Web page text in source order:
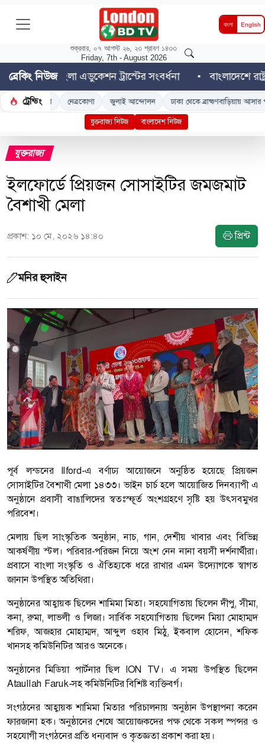
বাংলা English
শুক্রবার, ০৭ আগস্ট ২৬, ২৩ শ্রাবণ ১৪৩৩
Friday, 7th - August 2026
ব্রেকিং নিউজ
বাংলা এডুকেশন ট্রাস্টের সংবর্ধনা বাংলাদেশে রাষ্ট্রপতি
ট্রেন্ডিং
নেত্রকোণা জুলাই আন্দোলন ঢাকা থেকে ব্রাহ্মণবাড়িয়ায় আসার পথে 'ডুয়েট'
যুক্তরাজ্য নিউজ বাংলাদেশ নিউজ
যুক্তরাজ্য
ইলফোর্ডে প্রিয়জন সোসাইটির জমজমাট
বৈশাখী মেলা
প্রকাশ: ১০ মে, ২০২৬ ১৪:৪০ প্রিন্ট
মনির হুসাইন
পূর্ব লন্ডনের Ilford-এ বর্ণাঢ্য আয়োজনে অনুষ্ঠিত হয়েছে প্রিয়জন
সোসাইটির বৈশাখী মেলা ১৪৩৩। ভাইন চার্চ হলে আয়োজিত দিনব্যাপী এ
অনুষ্ঠানে প্রবাসী বাঙালিদের স্বতঃস্ফূর্ত অংশগ্রহণে সৃষ্টি হয় উৎসবমুখর
পরিবেশ।
মেলায় ছিল সাংস্কৃতিক অনুষ্ঠান, নাচ, গান, দেশীয় খাবার এবং বিভিন্ন
আকর্ষণীয় স্টল। পরিবার-পরিজন নিয়ে অংশ নেন নানা বয়সী দর্শনার্থীরা।
প্রবাসে বাংলা সংস্কৃতি ও ঐতিহ্যকে ধরে রাখার এমন উদ্যোগকে স্বাগত
জানান উপস্থিত অতিথিরা।
অনুষ্ঠানের আহ্বায়ক ছিলেন শামিমা মিতা। সহযোগিতায় ছিলেন দীপু, সীমা,
কনা, রুমা, লাভলী ও লিজা। সার্বিক সহযোগিতায় ছিলেন মিয়া মোহাম্মদ
শরিফ, আজহার মোহাম্মদ, আব্দুল ওহাব মিঠু, ইকবাল হোসেন, শফিক
খানসহ কমিউনিটির আরও অনেকে।
অনুষ্ঠানের মিডিয়া পার্টনার ছিল ION TV। এ সময় উপস্থিত ছিলেন
Ataullah Faruk-সহ কমিউনিটির বিশিষ্ট ব্যক্তিবর্গ।
সংগঠনের আহ্বায়ক শামিমা মিতার পরিচালনায় অনুষ্ঠান উপস্থাপনা করেন
ফারজানা হক। অনুষ্ঠানের শেষে আয়োজকদের পক্ষ থেকে সকল স্পন্সর ও
সহযোগী সংগঠনের প্রতি ধন্যবাদ ও কৃতজ্ঞতা প্রকাশ করা হয়।